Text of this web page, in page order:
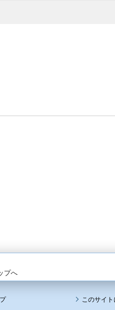
プへ
このサイ